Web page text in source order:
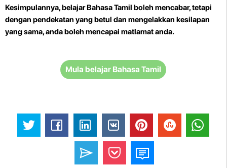
Kesimpulannya, belajar Bahasa Tamil boleh mencabar, tetapi
dengan pendekatan yang betul dan mengelakkan kesilapan
yang sama, anda boleh mencapai matlamat anda.
Mula belajar Bahasa Tamil